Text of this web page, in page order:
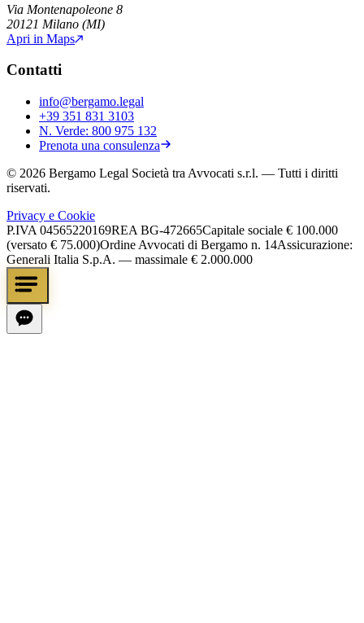
Via Montenapoleone 8
20121 Milano (MI)
Apri in Maps
Contatti
info@bergamo.legal
+39 351 831 3103
N. Verde: 800 975 132
Prenota una consulenza
© 2026 Bergamo Legal Società tra Avvocati s.r.l. — Tutti i diritti
riservati.
Privacy e Cookie
P.IVA 04565220169REA BG-472665Capitale sociale € 100.000
(versato € 75.000)Ordine Avvocati di Bergamo n. 14Assicurazione:
Generali Italia S.p.A. — massimale € 2.000.000